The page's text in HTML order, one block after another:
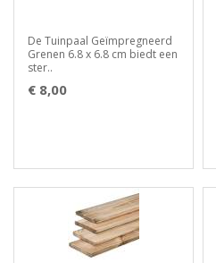
De Tuinpaal Geïmpregneerd
Grenen 6.8 x 6.8 cm biedt een
ster..
€ 8,00